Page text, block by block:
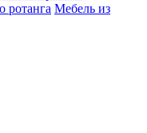
Мебель из